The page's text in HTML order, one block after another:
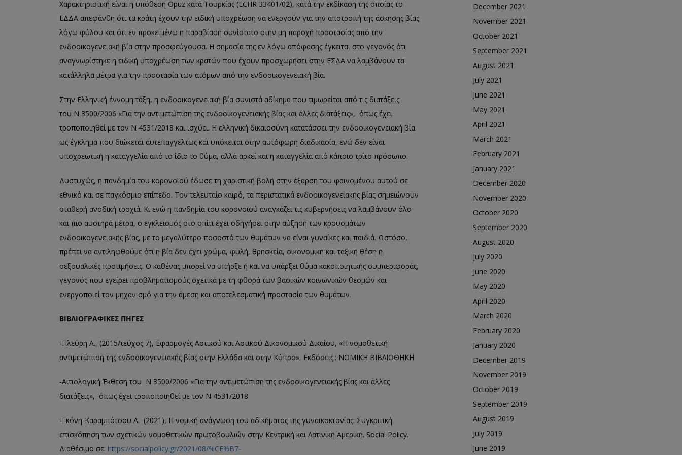
Χαρακτηριστική είναι η υπόθεση Opuz κατά Τουρκίας (ECHR 33401/02), κατά την εκδίκαση της οποίας το
ΕΔΔΑ απεφάνθη ότι τα κράτη έχουν την ειδική υποχρέωση να ενεργούν για την αποτροπή της άσκησης βίας
λόγω φύλου και ότι εν προκειμένω η παραβίαση συνίστατο στην μη παροχή προστασίας από την
ενδοοικογενειακή βία στην προσφεύγουσα. Η σημασία της εν λόγω απόφασης έγκειται στο γεγονός ότι
αναγνωρίστηκε η ειδική υποχρέωση των κρατών που έχουν προσχωρήσει στην ΕΣΔΑ να λαμβάνουν τα
κατάλληλα μέτρα για την προστασία των ατόμων από την ενδοοικογενειακή βία.
Στην Ελληνική έννομη τάξη, η ενδοοικογενειακή βία συνιστά αδίκημα που τιμωρείται από τις διατάξεις
του Ν 3500/2006 «Για την αντιμετώπιση της ενδοοικογενειακής βίας και άλλες διατάξεις», όπως έχει
τροποποιηθεί με τον Ν 4531/2018 και ισχύει. Η ελληνική δικαιοσύνη κατατάσσει την ενδοοικογενειακή βία
ως έγκλημα που διώκεται αυτεπαγγέλτως και υπόκειται στην αυτόφωρη διαδικασία, ενώ δεν είναι
υποχρεωτική η καταγγελία από το ίδιο το θύμα, αλλά αρκεί και η καταγγελία από κάποιο τρίτο πρόσωπο.
Δυστυχώς, η πανδημία του κορονοϊού έδωσε τη χαριστική βολή στην έξαρση του φαινομένου αυτού σε
εθνικό και σε παγκόσμιο επίπεδο. Τον τελευταίο καιρό, τα περιστατικά ενδοοικογενειακής βίας σημειώνουν
σταθερή ανοδική τροχιά. Κι ενώ η πανδημία του κορονοϊού αναγκάζει τις κυβερνήσεις να λαμβάνουν όλο
και πιο αυστηρά μέτρα, ο εγκλεισμός στο σπίτι έχει οδηγήσει στην αύξηση των κρουσμάτων
ενδοοικογενειακής βίας, με το μεγαλύτερο ποσοστό των θυμάτων να είναι γυναίκες και παιδιά. Ωστόσο,
πρέπει να αντιληφθούμε ότι η βία δεν έχει χρώμα, φυλή, θρησκεία, οικονομική και ταξική θέση ή
σεξουαλικές προτιμήσεις. Ο καθένας μπορεί να υπήρξε ή και να υπάρξει θύμα κακοποιητικής συμπεριφοράς,
γεγονός που εγείρει προβληματισμούς σχετικά με τη φθορά των βασικών κοινωνικών θεσμών και
ενεργοποιεί τον μηχανισμό για την άμεση και αποτελεσματική προστασία των θυμάτων.
ΒΙΒΛΙΟΓΡΑΦΙΚΕΣ ΠΗΓΕΣ
-Πλεύρη Α., (2015/τεύχος 7), Εφαρμογές Αστικού και Αστικού Δικονομικού Δικαίου, «Η νομοθετική
αντιμετώπιση της ενδοοικογενειακής βίας στην Ελλάδα και στην Κύπρο», Εκδόσεις.: ΝΟΜΙΚΗ ΒΙΒΛΙΟΘΗΚΗ
-Αιτιολογική Έκθεση του Ν 3500/2006 «Για την αντιμετώπιση της ενδοοικογενειακής βίας και άλλες
διατάξεις», όπως έχει τροποποιηθεί με τον Ν 4531/2018
-Γκόνη-Καραμπότσου Α. (2021), Η νομική ανάγνωση του αδικήματος της γυναικοκτονίας: Συγκριτική
επισκόπηση των σχετικών νομοθετικών πρωτοβουλιών στην Κεντρική και Λατινική Αμερική. Social Policy.
Διαθέσιμο σε: https://socialpolicy.gr/2021/08/%CE%B7-
December 2021
November 2021
October 2021
September 2021
August 2021
July 2021
June 2021
May 2021
April 2021
March 2021
February 2021
January 2021
December 2020
November 2020
October 2020
September 2020
August 2020
July 2020
June 2020
May 2020
April 2020
March 2020
February 2020
January 2020
December 2019
November 2019
October 2019
September 2019
August 2019
July 2019
June 2019